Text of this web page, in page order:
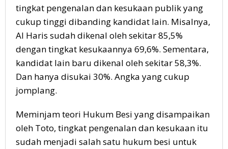
tingkat pengenalan dan kesukaan publik yang
cukup tinggi dibanding kandidat lain. Misalnya,
Al Haris sudah dikenal oleh sekitar 85,5%
dengan tingkat kesukaannya 69,6%. Sementara,
kandidat lain baru dikenal oleh sekitar 58,3%.
Dan hanya disukai 30%. Angka yang cukup
jomplang.
Meminjam teori Hukum Besi yang disampaikan
oleh Toto, tingkat pengenalan dan kesukaan itu
sudah menjadi salah satu hukum besi untuk